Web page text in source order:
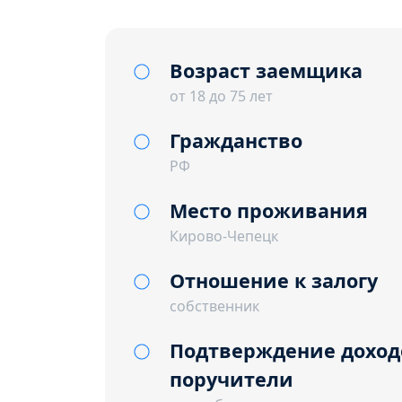
Возраст заемщика
от 18 до 75 лет
Гражданство
РФ
Место проживания
Кирово-Чепецк
Отношение к залогу
собственник
Подтверждение
поручители